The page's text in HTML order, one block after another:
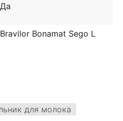
Да
Bravilor Bonamat Sego L
для молока